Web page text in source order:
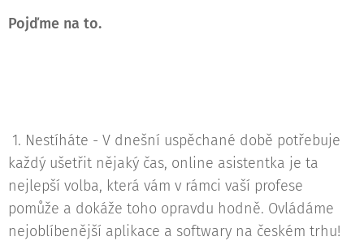
Pojďme na to.
1. Nestíháte - V dnešní uspěchané době potřebuje
každý ušetřit nějaký čas, online asistentka je ta
nejlepší volba, která vám v rámci vaší profese
pomůže a dokáže toho opravdu hodně. Ovládáme
nejoblíbenější aplikace a softwary na českém trhu!